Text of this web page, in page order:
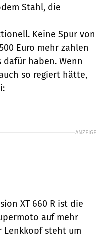
Stahl, die
Keine Spur von
Euro mehr zahlen
haben. Wenn
so regiert hätte,
ANZEIGE
XT 660 R ist die
auf mehr
Lenkkopf steht um